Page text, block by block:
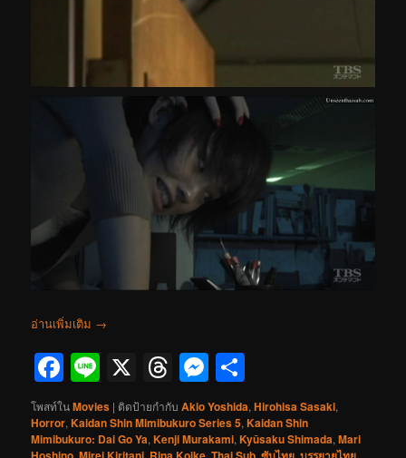
อ่านเพิ่มเติม →
Facebook
Line
X Threads
Messenger
โพสท์ในMovies | ติดป้ายกำกับ Akio Yoshida,Hirohisa Sasaki,
Horror,Kaidan Shin Mimibukuro Series 5,Kaidan Shin
Mimibukuro: Dai Go Ya,Kenji Murakami,Kyūsaku Shimada,Mari
, , , ,